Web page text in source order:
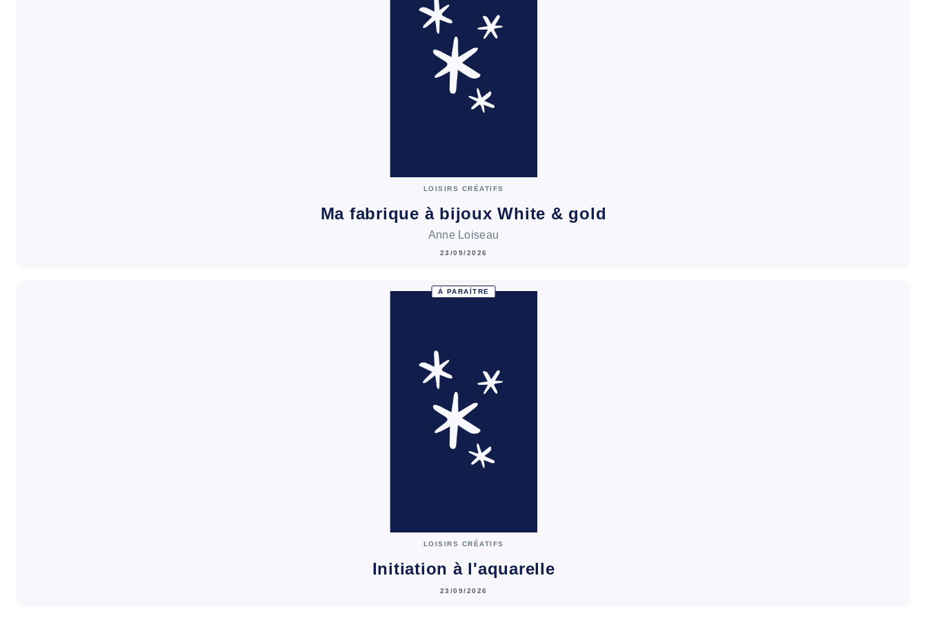
LOISIRS CRÉATIFS
Ma fabrique à bijoux White & gold
Anne Loiseau
23/09/2026
À PARAÎTRE
LOISIRS CRÉATIFS
Initiation à l'aquarelle
23/09/2026